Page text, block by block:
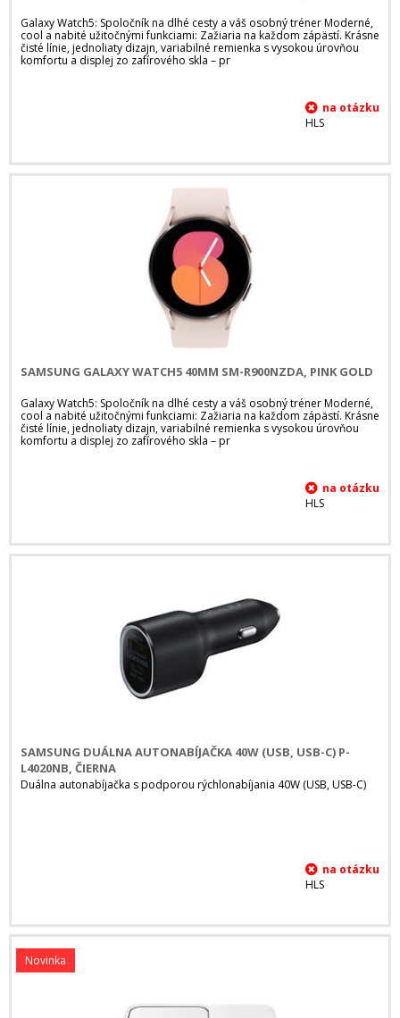
Galaxy Watch5: Spoločník na dlhé cesty a váš osobný tréner Moderné,
cool a nabité užitočnými funkciami: Zažiaria na každom zápästí. Krásne
čisté línie, jednoliaty dizajn, variabilné remienka s vysokou úrovňou
komfortu a displej zo zafírového skla – pr
HLS
SAMSUNG GALAXY WATCH5 40MM SM-R900NZDA, PINK GOLD
Galaxy Watch5: Spoločník na dlhé cesty a váš osobný tréner Moderné,
cool a nabité užitočnými funkciami: Zažiaria na každom zápästí. Krásne
čisté línie, jednoliaty dizajn, variabilné remienka s vysokou úrovňou
komfortu a displej zo zafírového skla – pr
HLS
SAMSUNG DUÁLNA AUTONABÍJAČKA 40W (USB, USB-C) P-
L4020NB, ČIERNA
Duálna autonabíjačka s podporou rýchlonabíjania 40W (USB, USB-C)
HLS
Novinka